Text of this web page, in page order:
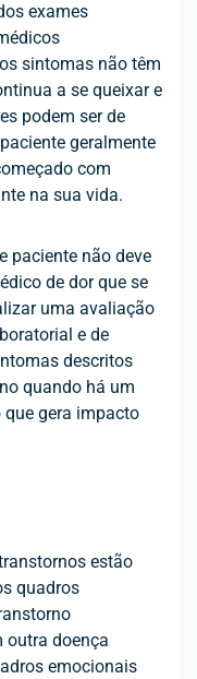
exames
sintomas não têm
a se queixar e
podem ser de
geralmente
com
na sua vida.
paciente não deve
de dor que se
uma avaliação
e de
descritos
quando há um
gera impacto
estão
quadros
outra doença
emocionais